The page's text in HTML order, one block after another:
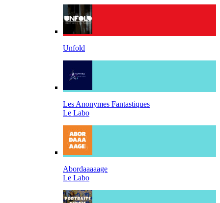
Unfold
Les Anonymes Fantastiques
Le Labo
Abordaaaaage
Le Labo